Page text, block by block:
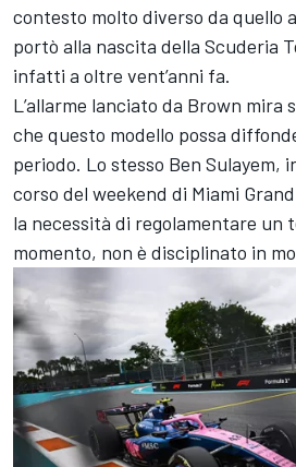
contesto molto diverso da quello
portò alla nascita della Scuderia
infatti a oltre vent’anni fa.
L’allarme lanciato da Brown
che questo modello possa
periodo. Lo stesso Ben Sulayem,
corso del weekend di Miami
la necessità di regolamentare un
momento, non è disciplinato in